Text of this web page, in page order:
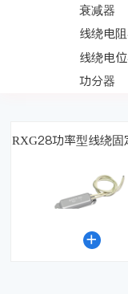
衰减器
线绕电
线绕电
功分器
RXG28功率型线绕固
